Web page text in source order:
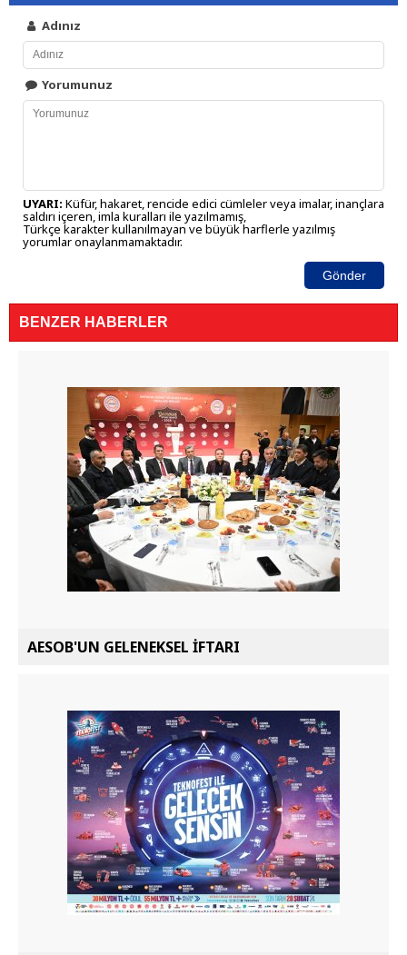
Adınız
Yorumunuz
UYARI: Küfür, hakaret, rencide edici cümleler veya imalar, inançlara
saldırı içeren, imla kuralları ile yazılmamış,
Türkçe karakter kullanılmayan ve büyük harflerle yazılmış
yorumlar onaylanmamaktadır.
Gönder
BENZER HABERLER
AESOB'UN GELENEKSEL İFTARI